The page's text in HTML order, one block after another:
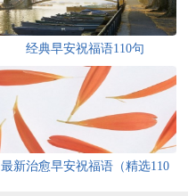
经典早安祝福语110句
最新治愈早安祝福语（精选110